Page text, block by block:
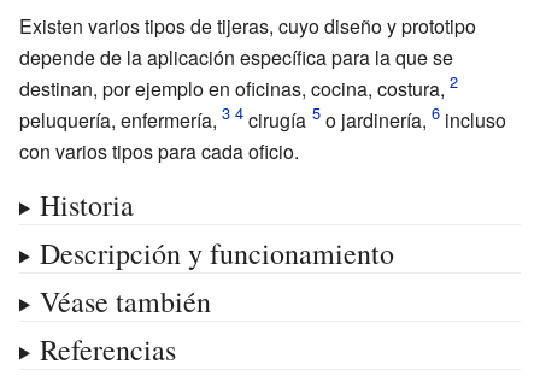
Existen varios tipos de tijeras, cuyo diseño y prototipo
depende de la aplicación específica para la que se
destinan, por ejemplo en oficinas, cocina, costura,
peluquería, enfermería,
cirugía o jardinería, incluso
con varios tipos para cada oficio.
Historia
Descripción y funcionamiento
Véase también
Referencias